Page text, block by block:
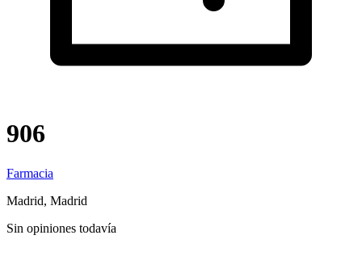
906
Farmacia
Madrid, Madrid
Sin opiniones todavía